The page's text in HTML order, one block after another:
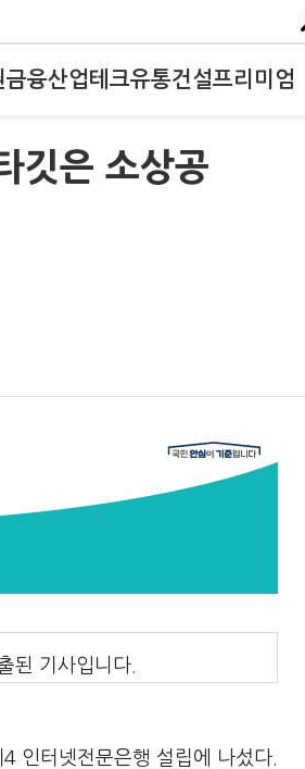
금융산업테크유통건설프리미엄
깃은 소상공
된 기사입니다.
인터넷전문은행 설립에 나섰다.